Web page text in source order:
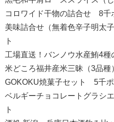
コロワイド干物の詰合せ 8千
美味詰合せ（無着色辛子明太
ト
工場直送！バンノウ水産鮪4
米どころ福井産米三昧（3品種
GOKOKU焼菓子セット 5千ポ
ベルギーチョコレートグラシ
ト